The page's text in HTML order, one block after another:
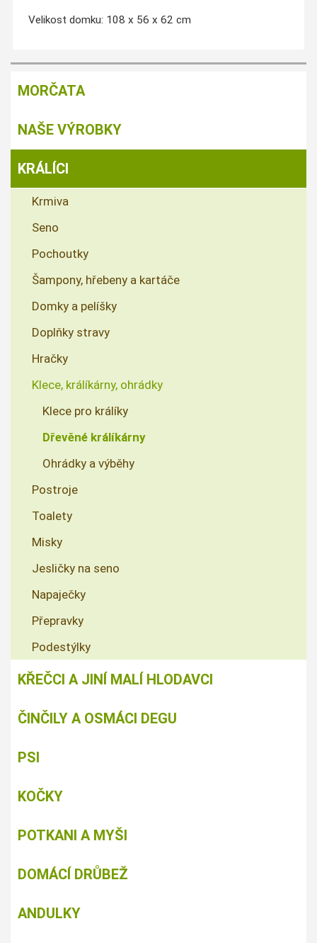
Velikost domku: 108 x 56 x 62 cm
MORČATA
NAŠE VÝROBKY
KRÁLÍCI
Krmiva
Seno
Pochoutky
Šampony, hřebeny a kartáče
Domky a pelíšky
Doplňky stravy
Hračky
Klece, králíkárny, ohrádky
Klece pro králíky
Dřevěné králíkárny
Ohrádky a výběhy
Postroje
Toalety
Misky
Jesličky na seno
Napaječky
Přepravky
Podestýlky
KŘEČCI A JINÍ MALÍ HLODAVCI
ČINČILY A OSMÁCI DEGU
PSI
KOČKY
POTKANI A MYŠI
DOMÁCÍ DRŮBEŽ
ANDULKY